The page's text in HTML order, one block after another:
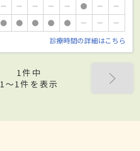
－ － － － － ● －
－
● ● ● ● ● － －
－
診療時間の詳細はこちら
1件中
1〜1件を表示